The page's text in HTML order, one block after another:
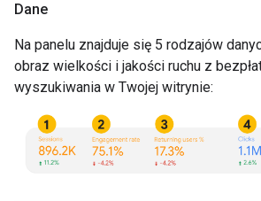
Dane
Na panelu znajduje się 5 rodzajów
obraz wielkości i jakości ruchu z
wyszukiwania w Twojej witrynie: